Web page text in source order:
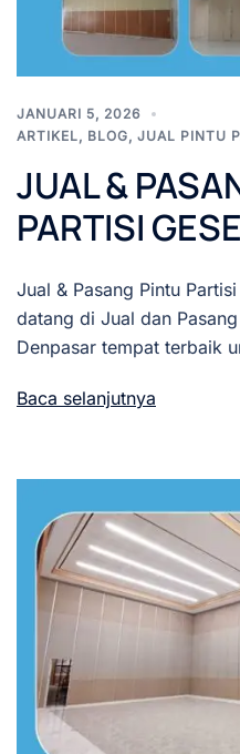
JANUARI 5, 2026
ARTIKEL, BLOG, JUAL PINTU
JUAL &
PARTISI
Jual & Pasang Pintu
datang di Jual dan
Denpasar tempat terbaik
Baca selanjutnya